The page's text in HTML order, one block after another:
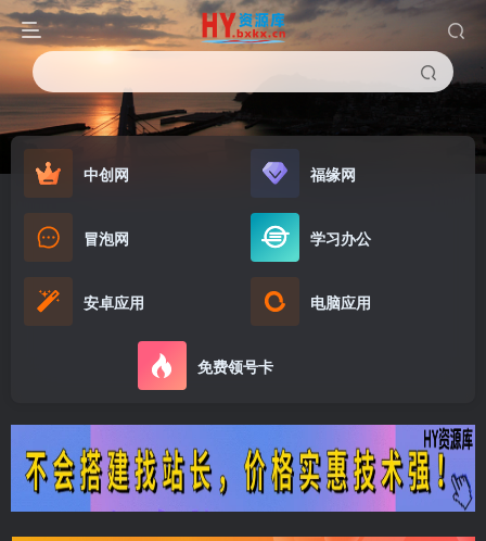
中创网 福缘网
冒泡网 学习办公
安卓应用 电脑应用
免费领号卡